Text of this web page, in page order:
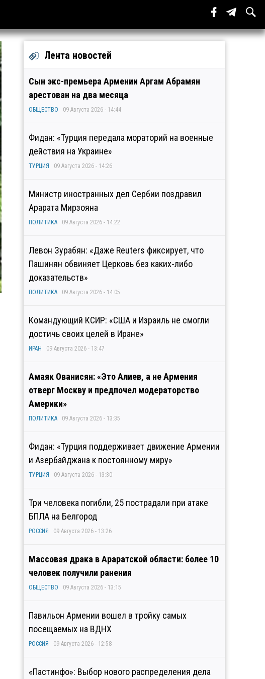
Лента новостей
Сын экс-премьера Армении Аргам Абрамян
арестован на два месяца
ОБЩЕСТВО 09 Августа 2026 - 14:44
Фидан: «Турция передала мораторий на военные
действия на Украине»
ТУРЦИЯ 09 Августа 2026 - 14:26
Министр иностранных дел Сербии поздравил
Арарата Мирзояна
ПОЛИТИКА 09 Августа 2026 - 14:22
Левон Зурабян: «Даже Reuters фиксирует, что
Пашинян обвиняет Церковь без каких-либо
доказательств»
ПОЛИТИКА 09 Августа 2026 - 14:05
Командующий КСИР: «США и Израиль не смогли
достичь своих целей в Иране»
ИРАН 09 Августа 2026 - 13:47
Амаяк Ованисян: «Это Алиев, а не Армения
отверг Москву и предпочел модераторство
Америки»
ПОЛИТИКА 09 Августа 2026 - 13:35
Фидан: «Турция поддерживает движение Армении
и Азербайджана к постоянному миру»
ТУРЦИЯ 09 Августа 2026 - 13:30
Три человека погибли, 25 пострадали при атаке
БПЛА на Белгород
РОССИЯ 09 Августа 2026 - 13:26
Массовая драка в Араратской области: более 10
человек получили ранения
ОБЩЕСТВО 09 Августа 2026 - 13:15
Павильон Армении вошел в тройку самых
посещаемых на ВДНХ
РОССИЯ 09 Августа 2026 - 12:58
«Пастинфо»: Выбор нового распределения дела